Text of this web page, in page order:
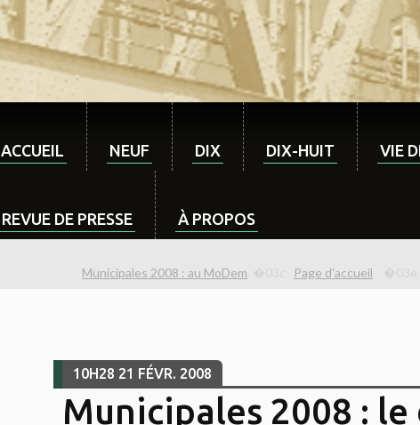
ACCUEIL NEUF DIX DIX-HUIT VIE
REVUE DE PRESSE À PROPOS
Municipales 2008 : au MoDem Page d'accueil
10H28 21 FÉVR. 2008
Municipales 2008 :